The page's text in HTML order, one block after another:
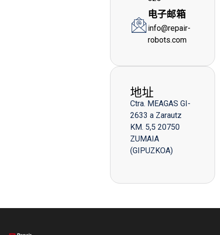
电子邮箱
info@repair-
robots.com
地址
Ctra. MEAGAS GI-
2633 a Zarautz
KM. 5,5 20750
ZUMAIA
(GIPUZKOA)